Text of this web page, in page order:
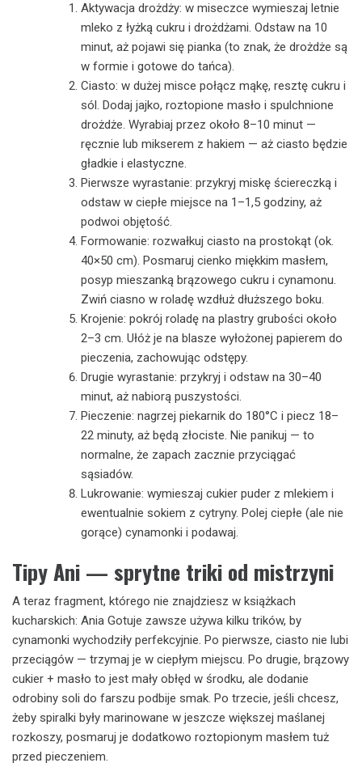
Aktywacja drożdży: w miseczce wymieszaj letnie
mleko z łyżką cukru i drożdżami. Odstaw na 10
minut, aż pojawi się pianka (to znak, że drożdże są
w formie i gotowe do tańca).
Ciasto: w dużej misce połącz mąkę, resztę cukru i
sól. Dodaj jajko, roztopione masło i spulchnione
drożdże. Wyrabiaj przez około 8–10 minut —
ręcznie lub mikserem z hakiem — aż ciasto będzie
gładkie i elastyczne.
Pierwsze wyrastanie: przykryj miskę ściereczką i
odstaw w ciepłe miejsce na 1–1,5 godziny, aż
podwoi objętość.
Formowanie: rozwałkuj ciasto na prostokąt (ok.
40×50 cm). Posmaruj cienko miękkim masłem,
posyp mieszanką brązowego cukru i cynamonu.
Zwiń ciasno w roladę wzdłuż dłuższego boku.
Krojenie: pokrój roladę na plastry grubości około
2–3 cm. Ułóż je na blasze wyłożonej papierem do
pieczenia, zachowując odstępy.
Drugie wyrastanie: przykryj i odstaw na 30–40
minut, aż nabiorą puszystości.
Pieczenie: nagrzej piekarnik do 180°C i piecz 18–
22 minuty, aż będą złociste. Nie panikuj — to
normalne, że zapach zacznie przyciągać
sąsiadów.
Lukrowanie: wymieszaj cukier puder z mlekiem i
ewentualnie sokiem z cytryny. Polej ciepłe (ale nie
gorące) cynamonki i podawaj.
Tipy Ani — sprytne triki od mistrzyni
A teraz fragment, którego nie znajdziesz w książkach
kucharskich: Ania Gotuje zawsze używa kilku trików, by
cynamonki wychodziły perfekcyjnie. Po pierwsze, ciasto nie lubi
przeciągów — trzymaj je w ciepłym miejscu. Po drugie, brązowy
cukier + masło to jest mały obłęd w środku, ale dodanie
odrobiny soli do farszu podbije smak. Po trzecie, jeśli chcesz,
żeby spiralki były marinowane w jeszcze większej maślanej
rozkoszy, posmaruj je dodatkowo roztopionym masłem tuż
przed pieczeniem.